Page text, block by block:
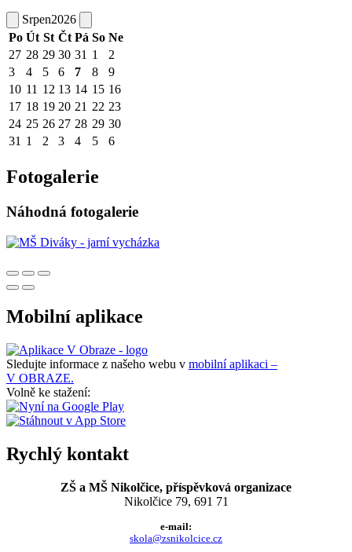
Srpen2026
Po Út St Čt Pá So Ne
27 28 29 30 31 1
2
3
4 5 6 7 8
9
10 11 12 13 14 15 16
17 18 19 20 21 22 23
24 25 26 27 28 29 30
31 1 2 3 4 5 6
Fotogalerie
Náhodná fotogalerie
Mobilní aplikace
Sledujte informace z našeho webu v mobilní aplikaci –
V OBRAZE.
Volně ke stažení:
Rychlý kontakt
ZŠ a MŠ Nikolčice, příspěvková organizace
Nikolčice 79, 691 71
e-mail:
skola@zsnikolcice.cz